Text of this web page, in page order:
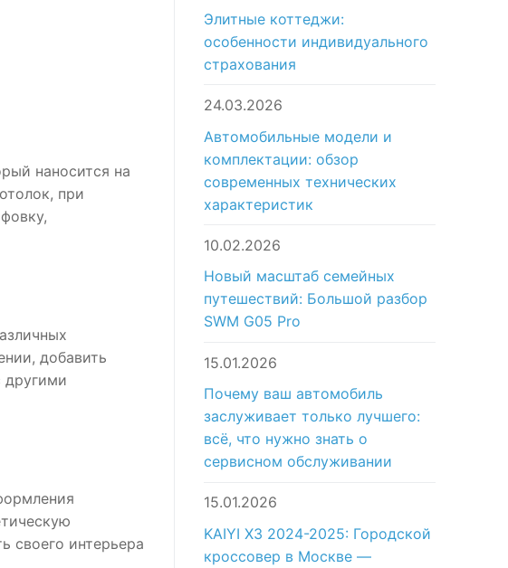
наносится на
при
добавить
другими
своего интерьера
Элитные коттеджи:
особенности индивидуального
страхования
24.03.2026
Автомобильные модели и
комплектации: обзор
современных технических
характеристик
10.02.2026
Новый масштаб семейных
путешествий: Большой разбор
SWM G05 Pro
15.01.2026
Почему ваш автомобиль
заслуживает только лучшего:
всё, что нужно знать о
сервисном обслуживании
15.01.2026
KAIYI X3 2024-2025: Городской
кроссовер в Москве —